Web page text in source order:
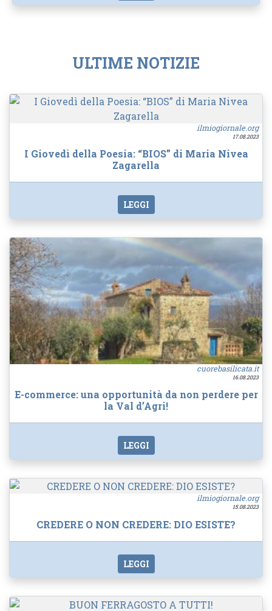
ULTIME NOTIZIE
ilmiogiornale.org
17.08.2023
I Giovedì della Poesia: “BIOS” di Maria Nivea
Zagarella
LEGGI
cuorebasilicata.it
16.08.2023
E-commerce: una opportunità da non perdere per
la Val d’Agri!
LEGGI
ilmiogiornale.org
15.08.2023
CREDERE O NON CREDERE: DIO ESISTE?
LEGGI